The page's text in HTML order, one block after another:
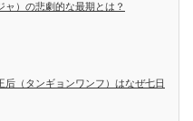
ャ）の悲劇的な最期とは？
后（タンギョンワンフ）はなぜ七日